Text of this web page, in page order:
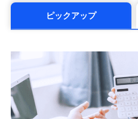
（https://www.msa-life.co.jp/
メットライフ生命株式会社
■少額短期保険
株式会社アシロ少額短期保
SBIいきいき少額短期保険
sedai.com/)
ピックアップ